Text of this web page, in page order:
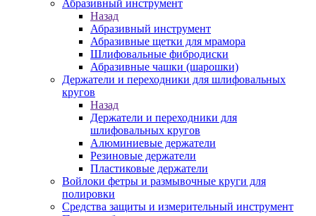
Абразивный инструмент
Назад
Абразивный инструмент
Абразивные щетки для мрамора
Шлифовальные фибродиски
Абразивные чашки (шарошки)
Держатели и переходники для шлифовальных
кругов
Назад
Держатели и переходники для
шлифовальных кругов
Алюминиевые держатели
Резиновые держатели
Пластиковые держатели
Войлоки фетры и размывочные круги для
полировки
Средства защиты и измерительный инструмент